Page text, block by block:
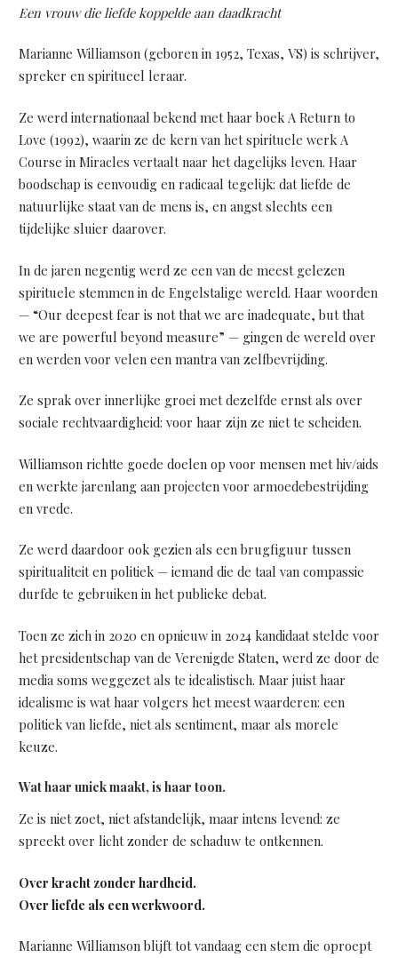
Een vrouw die liefde koppelde aan daadkracht
Marianne Williamson (geboren in 1952, Texas, VS) is schrijver,
spreker en spiritueel leraar.
Ze werd internationaal bekend met haar boek A Return to
Love (1992), waarin ze de kern van het spirituele werk A
Course in Miracles vertaalt naar het dagelijks leven. Haar
boodschap is eenvoudig en radicaal tegelijk: dat liefde de
natuurlijke staat van de mens is, en angst slechts een
tijdelijke sluier daarover.
In de jaren negentig werd ze een van de meest gelezen
spirituele stemmen in de Engelstalige wereld. Haar woorden
— “Our deepest fear is not that we are inadequate, but that
we are powerful beyond measure” — gingen de wereld over
en werden voor velen een mantra van zelfbevrijding.
Ze sprak over innerlijke groei met dezelfde ernst als over
sociale rechtvaardigheid: voor haar zijn ze niet te scheiden.
Williamson richtte goede doelen op voor mensen met hiv/aids
en werkte jarenlang aan projecten voor armoedebestrijding
en vrede.
Ze werd daardoor ook gezien als een brugfiguur tussen
spiritualiteit en politiek — iemand die de taal van compassie
durfde te gebruiken in het publieke debat.
Toen ze zich in 2020 en opnieuw in 2024 kandidaat stelde voor
het presidentschap van de Verenigde Staten, werd ze door de
media soms weggezet als te idealistisch. Maar juist haar
idealisme is wat haar volgers het meest waarderen: een
politiek van liefde, niet als sentiment, maar als morele
keuze.
Wat haar uniek maakt, is haar toon.
Ze is niet zoet, niet afstandelijk, maar intens levend: ze
spreekt over licht zonder de schaduw te ontkennen.
Over kracht zonder hardheid.
Over liefde als een werkwoord.
Marianne Williamson blijft tot vandaag een stem die oproept